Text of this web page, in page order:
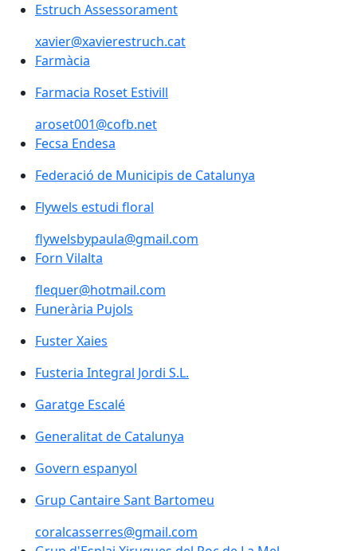
Estruch Assessorament
xavier@xavierestruch.cat
Farmàcia
Farmacia Roset Estivill
aroset001@cofb.net
Fecsa Endesa
Federació de Municipis de Catalunya
Federació de Municipis de Catalunya
Flywels estudi floral
Flywels estudi floral
flywelsbypaula@gmail.com
Forn Vilalta
flequer@hotmail.com
Funerària Pujols
Fuster Xaies
Fuster Xaies
Fusteria Integral Jordi S.L.
Garatge Escalé
Generalitat de Catalunya
Generalitat de Catalunya
Govern espanyol
Govern espanyol
Grup Cantaire Sant Bartomeu
coralcasserres@gmail.com